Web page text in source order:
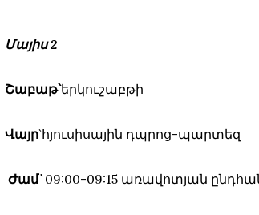
Մայիս 2
Շաբաթ՝երկուշաբթի
Վայր`հյուսիսային դպրոց-պարտեզ
Ժամ`09:00-09:15 առավոտյան